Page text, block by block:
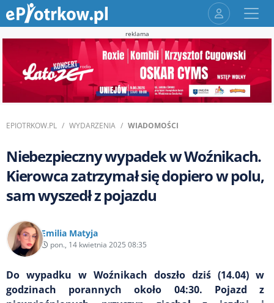
reklama
EPIOTRKOW.PL WYDARZENIA WIADOMOŚCI
Niebezpieczny wypadek w Woźnikach.
Kierowca zatrzymał się dopiero w polu,
sam wyszedł z pojazdu
Emilia Matyja
pon., 14 kwietnia 2025 08:35
Do wypadku w Woźnikach doszło dziś (14.04) w
godzinach porannych około 04:30. Pojazd z